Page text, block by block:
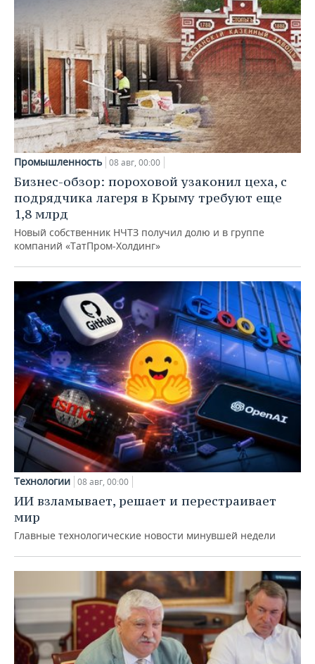
Промышленность 08 авг, 00:00
Бизнес-обзор: пороховой узаконил цеха, с
подрядчика лагеря в Крыму требуют еще
1,8 млрд
Новый собственник НЧТЗ получил долю и в группе
компаний «ТатПром-Холдинг»
Технологии 08 авг, 00:00
ИИ взламывает, решает и перестраивает
мир
Главные технологические новости минувшей недели